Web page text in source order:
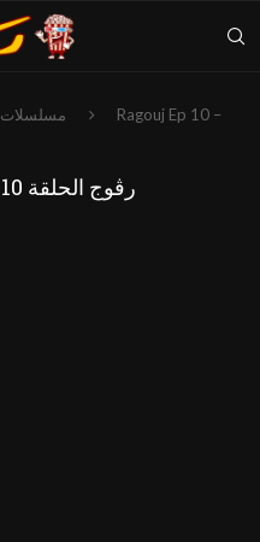
مسلسلات
Ragouj Ep 10 –
Ragouj Ep 10 – رڨوج الحلقة 10